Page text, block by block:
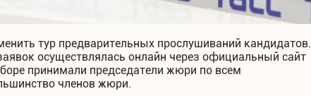
тур предварительных прослушиваний кандидатов.
осуществлялась онлайн через официальный сайт
принимали председатели жюри по всем
членов жюри.